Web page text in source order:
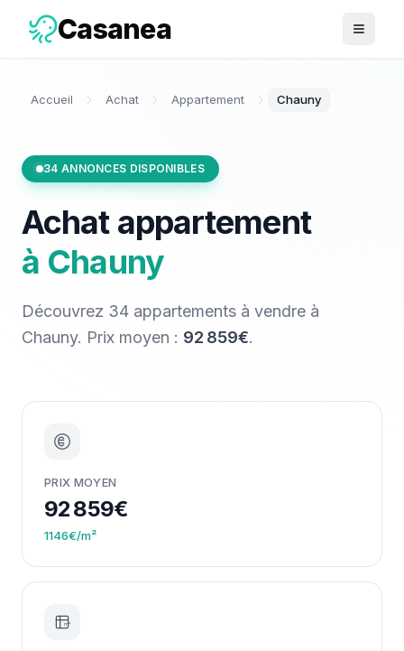
Casanea Ouvrir
Accueil Achat Appartement Chauny
34 ANNONCES DISPONIBLES
Achat appartement
à Chauny
Découvrez 34 appartements à vendre à
Chauny. Prix moyen : 92 859€.
PRIX MOYEN
92 859€
1146€/m²
m²